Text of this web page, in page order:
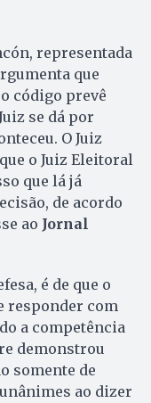
representada
que
código prevê
se dá por
O Juiz
o Juiz Eleitoral
que lá já
de acordo
ao Jornal
é de que o
responder com
a competência
demonstrou
somente de
ao dizer